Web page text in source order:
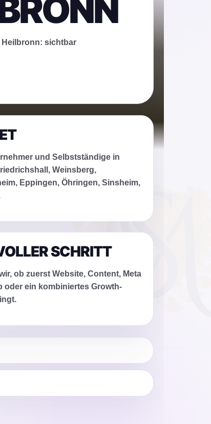
Heilbronn: sichtbar
und Selbstständige in
Weinsberg,
Eppingen, Öhringen, Sinsheim,
SCHRITT
ob zuerst Website, Content, Meta
oder ein kombiniertes Growth-